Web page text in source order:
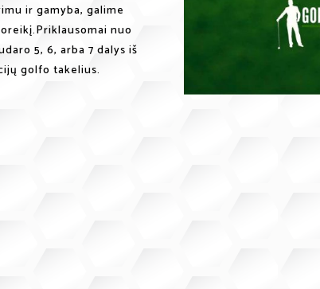
ir gamyba, galime
nuo
5, 6, arba 7 dalys iš
golfo takelius.